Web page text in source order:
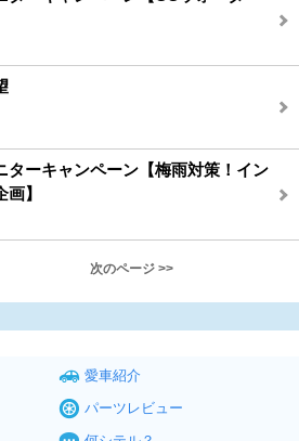
ターキャンペーン【梅雨対策！イン
】
次のページ >>
愛車紹介
パーツレビュー